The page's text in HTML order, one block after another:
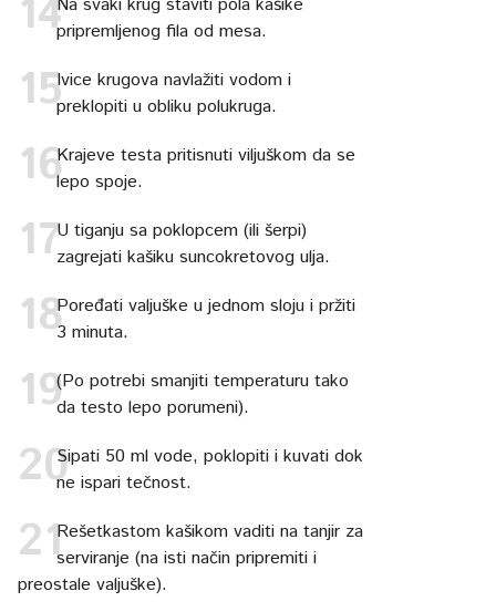
pripremljenog fila od mesa.
Ivice krugova navlažiti vodom i
preklopiti u obliku polukruga.
Krajeve testa pritisnuti viljuškom da se
lepo spoje.
U tiganju sa poklopcem (ili šerpi)
zagrejati kašiku suncokretovog ulja.
Poređati valjuške u jednom sloju i pržiti
3 minuta.
(Po potrebi smanjiti temperaturu tako
da testo lepo porumeni).
Sipati 50 ml vode, poklopiti i kuvati dok
ne ispari tečnost.
Rešetkastom kašikom vaditi na tanjir za
serviranje (na isti način pripremiti i
preostale valjuške).